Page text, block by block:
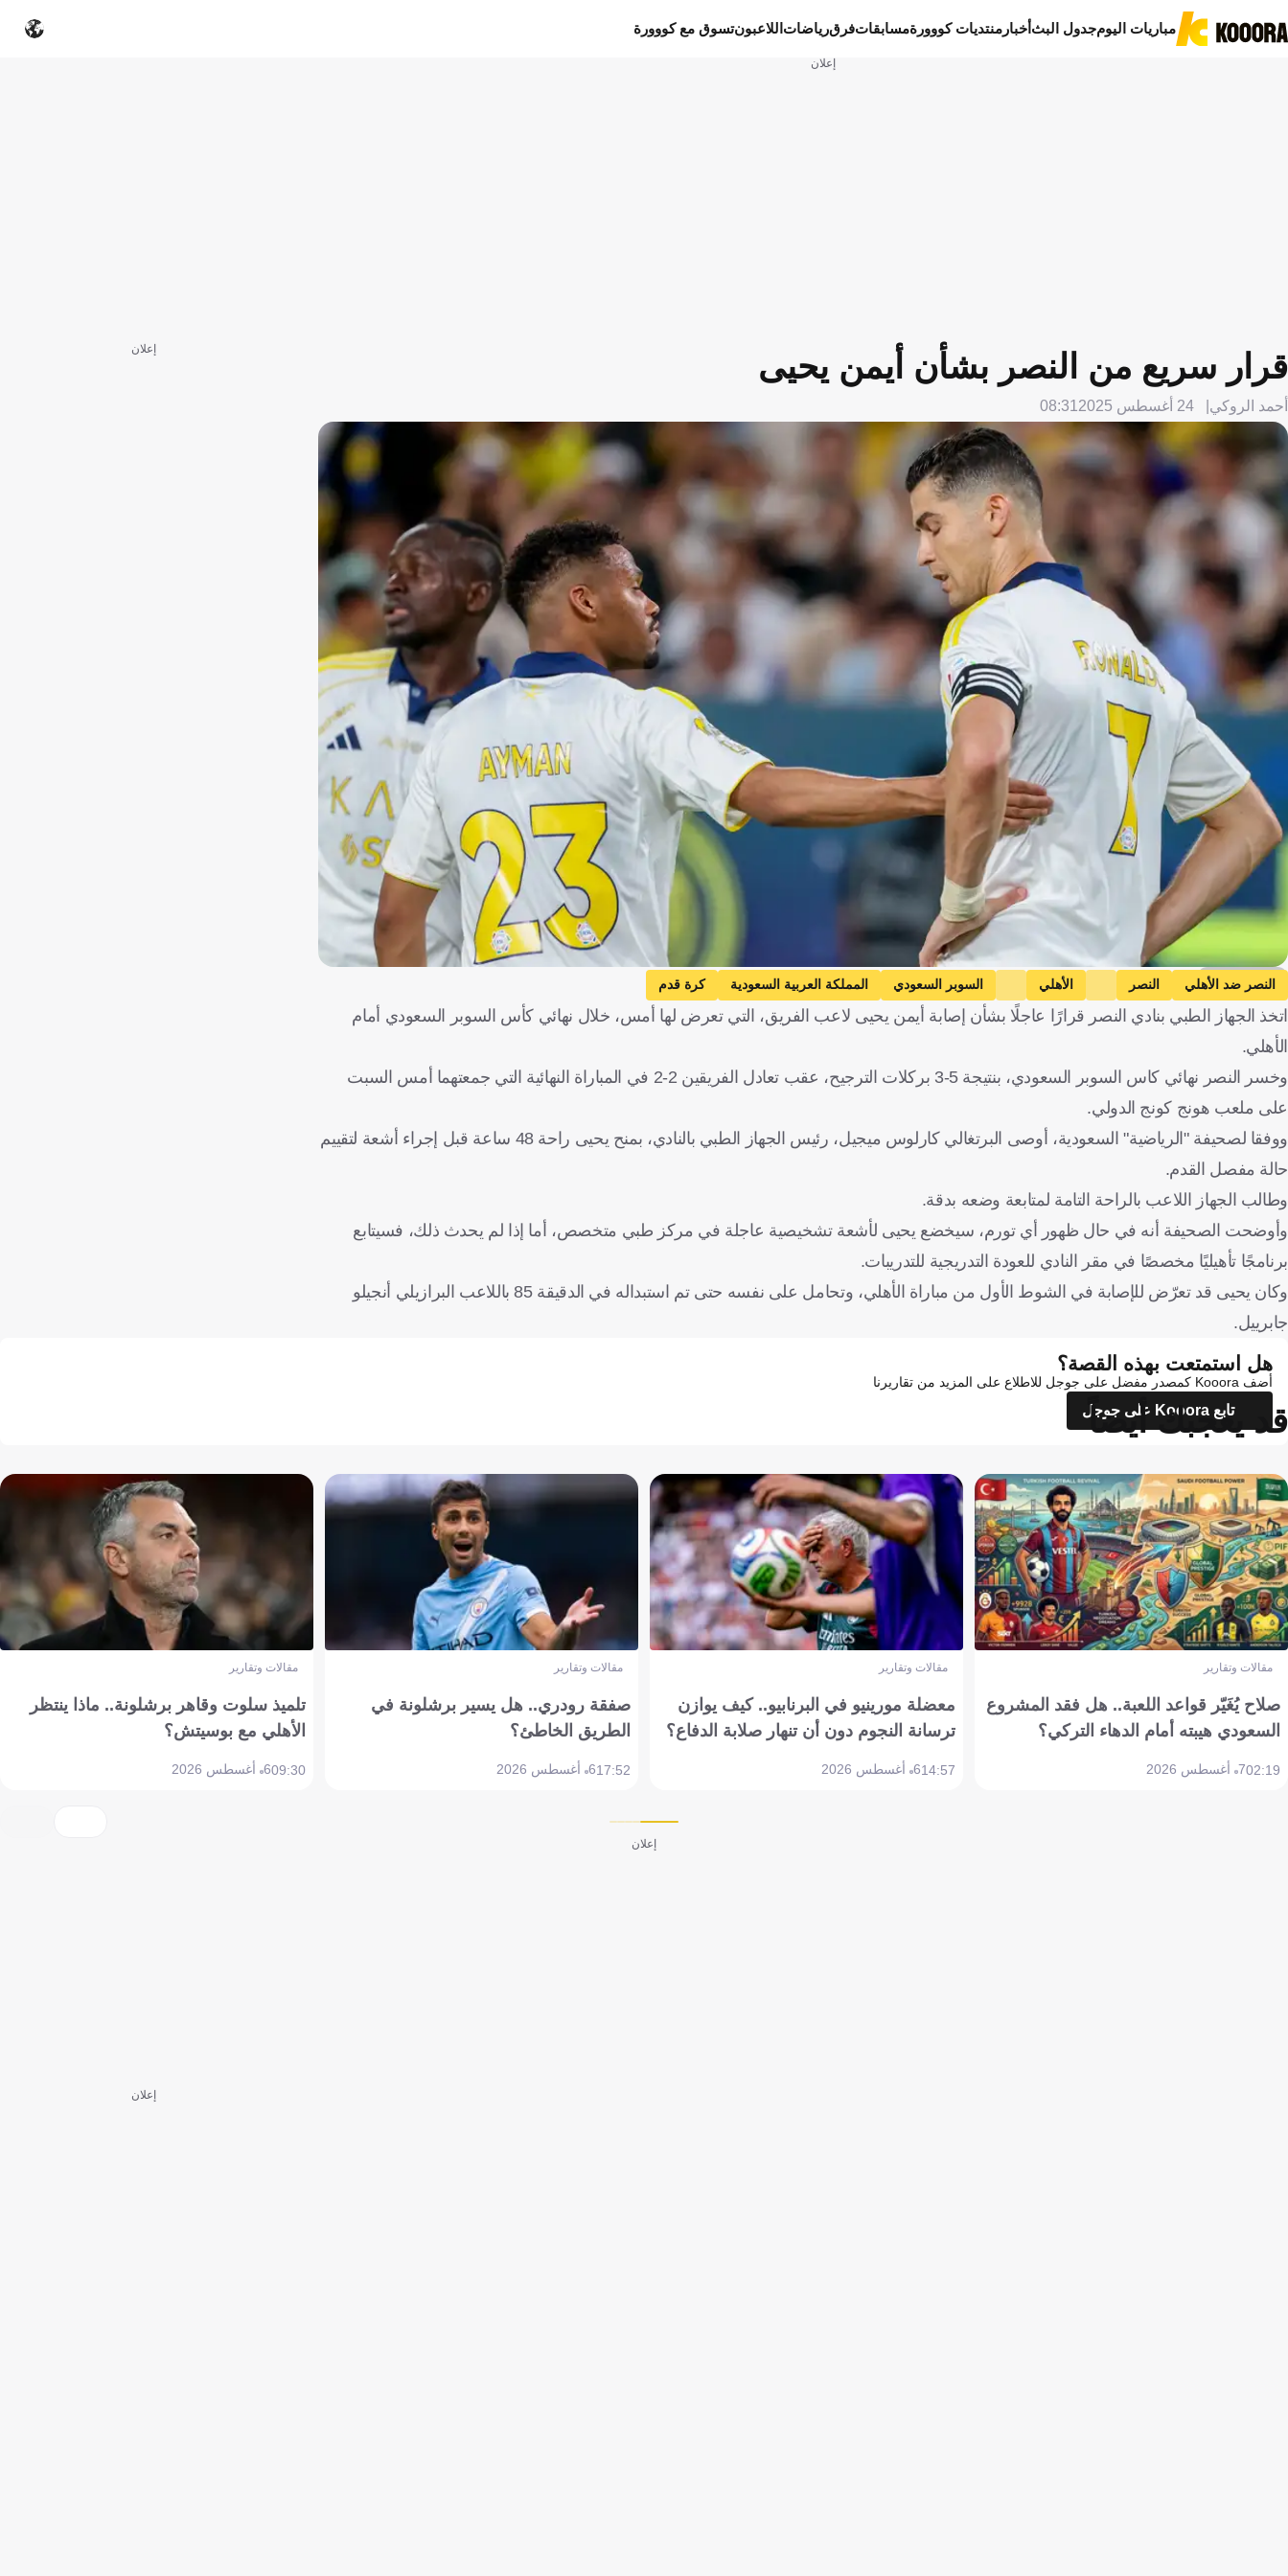
مباريات اليومجدول البثأخبار منتديات كووورةمسابقاتفرقرياضات اللاعبونتسوق مع كووورة
إعلان
قرار سريع من النصر بشأن أيمن يحيى
أحمد الروكي 24 أغسطس 2025 08:31
Getty Images
النصر ضد الأهلي النصر الأهلي السوبر السعودي المملكة العربية السعودية كرة قدم
اتخذ الجهاز الطبي بنادي النصر قرارًا عاجلًا بشأن إصابة أيمن يحيى لاعب الفريق، التي تعرض لها أمس، خلال نهائي كأس السوبر السعودي أمام
الأهلي.
وخسر النصر نهائي كاس السوبر السعودي، بنتيجة 5-3 بركلات الترجيح، عقب تعادل الفريقين 2-2 في المباراة النهائية التي جمعتهما أمس السبت
على ملعب هونج كونج الدولي.
ووفقا لصحيفة "الرياضية" السعودية، أوصى البرتغالي كارلوس ميجيل، رئيس الجهاز الطبي بالنادي، بمنح يحيى راحة 48 ساعة قبل إجراء أشعة لتقييم
حالة مفصل القدم.
وطالب الجهاز اللاعب بالراحة التامة لمتابعة وضعه بدقة.
وأوضحت الصحيفة أنه في حال ظهور أي تورم، سيخضع يحيى لأشعة تشخيصية عاجلة في مركز طبي متخصص، أما إذا لم يحدث ذلك، فسيتابع
برنامجًا تأهيليًا مخصصًا في مقر النادي للعودة التدريجية للتدريبات.
وكان يحيى قد تعرّض للإصابة في الشوط الأول من مباراة الأهلي، وتحامل على نفسه حتى تم استبداله في الدقيقة 85 باللاعب البرازيلي أنجيلو
جابرييل.
إعلان
هل استمتعت بهذه القصة؟
أضف Kooora كمصدر مفضل على جوجل للاطلاع على المزيد من تقاريرنا
تابع Kooora على جوجل
قد يعجبك أيضاً
مقالات وتقارير
صلاح يُغَيّر قواعد اللعبة.. هل فقد المشروع
السعودي هيبته أمام الدهاء التركي؟
02:197 أغسطس 2026
مقالات وتقارير
معضلة مورينيو في البرنابيو.. كيف يوازن
ترسانة النجوم دون أن تنهار صلابة الدفاع؟
14:576 أغسطس 2026
مقالات وتقارير
صفقة رودري.. هل يسير برشلونة في
الطريق الخاطئ؟
17:526 أغسطس 2026
مقالات وتقارير
تلميذ سلوت وقاهر برشلونة.. ماذا ينتظر
الأهلي مع بوسيتش؟
09:306 أغسطس 2026
إعلان
إعلان